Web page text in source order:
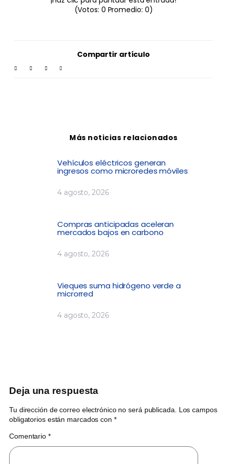
(Votos: 0 Promedio: 0)
Compartir artículo
Más noticias relacionados
Vehículos eléctricos generan
ingresos como microredes móviles
4 agosto, 2026
Compras anticipadas aceleran
mercados bajos en carbono
4 agosto, 2026
Vieques suma hidrógeno verde a
microrred
4 agosto, 2026
Deja una respuesta
Tu dirección de correo electrónico no será publicada.
Los campos
obligatorios están marcados con *
Comentario *